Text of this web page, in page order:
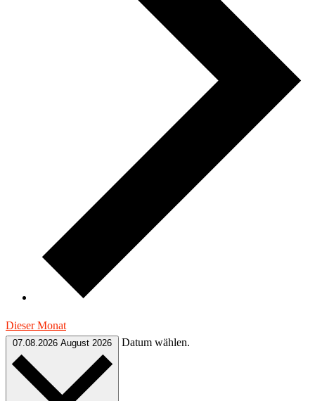
Dieser Monat
07.08.2026 August 2026 Datum wählen.